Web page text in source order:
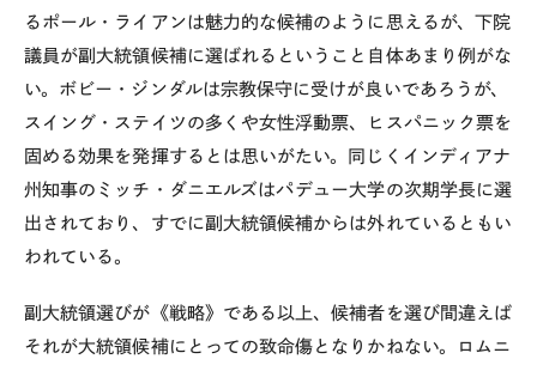
るポール・ライアンは魅力的な候補のように思えるが、下院
議員が副大統領候補に選ばれるということ自体あまり例がな
い。ボビー・ジンダルは宗教保守に受けが良いであろうが、
スイング・ステイツの多くや女性浮動票、ヒスパニック票を
固める効果を発揮するとは思いがたい。同じくインディアナ
州知事のミッチ・ダニエルズはパデュー大学の次期学長に選
出されており、すでに副大統領候補からは外れているともい
われている。
副大統領選びが《戦略》である以上、候補者を選び間違えば
それが大統領候補にとっての致命傷となりかねない。ロムニ